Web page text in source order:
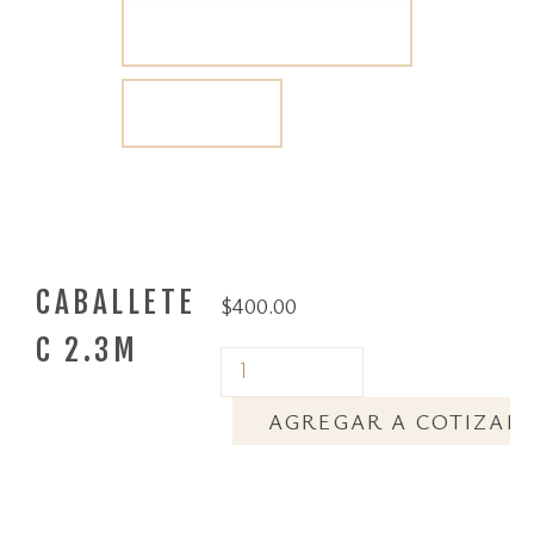
CABALLETE
C 2.3M
$400.00
AGREGAR A COTIZAR